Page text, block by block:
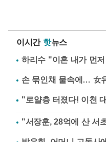
이시간 핫뉴스
하리수 "이혼 내가 먼
손 묶인채 물속에… 女
"서장훈, 28억에 산 서